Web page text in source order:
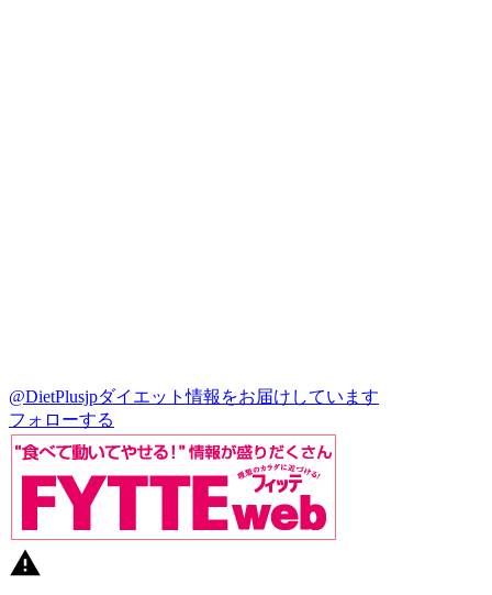
@DietPlusjpダイエット情報をお届けしています
フォローする